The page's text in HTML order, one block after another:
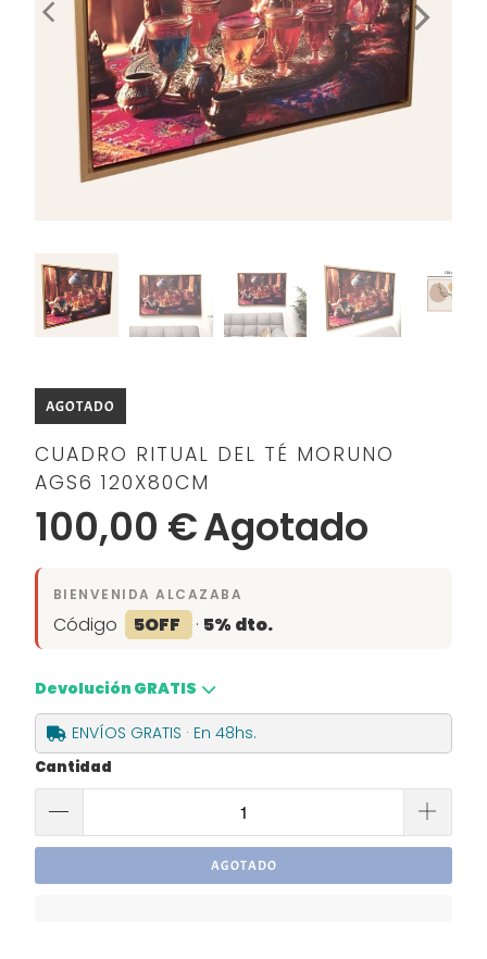
AGOTADO
CUADRO RITUAL DEL TÉ MORUNO
AGS6 120X80CM
100,00 €Agotado
BIENVENIDA ALCAZABA
Código 5OFF · 5% dto.
Devolución GRATIS
ENVÍOS GRATIS · En 48hs.
Cantidad
AGOTADO